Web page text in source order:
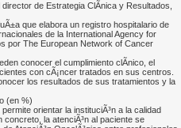
de Estrategia ClÃ­nica y Resultados,
que elabora un registro hospitalario de
de la International Agency for
por The European Network of Cancer
conocer el cumplimiento clÃ­nico, el
con cÃ¡ncer tratados en sus centros.
los resultados de sus tratamientos y la
(en %)
orientar la instituciÃ³n a la calidad
la atenciÃ³n al paciente se